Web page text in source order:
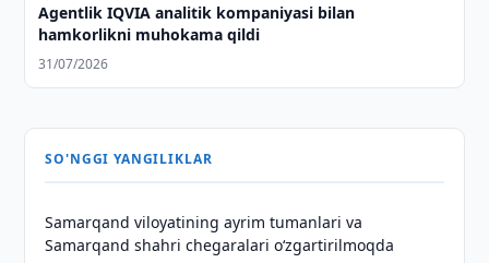
Agentlik IQVIA analitik kompaniyasi bilan
hamkorlikni muhokama qildi
31/07/2026
SO'NGGI YANGILIKLAR
Samarqand viloyatining ayrim tumanlari va
Samarqand shahri chegaralari oʻzgartirilmoqda